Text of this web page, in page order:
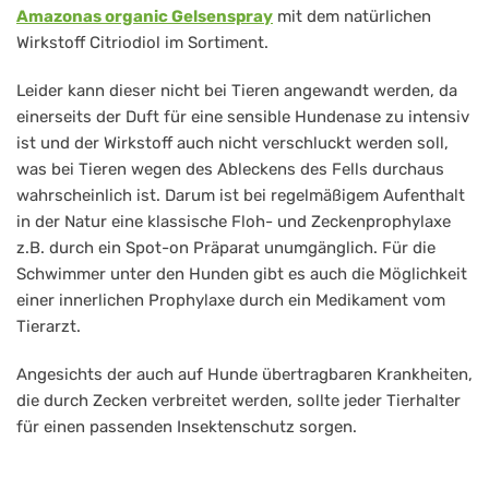
Amazonas organic Gelsenspray mit dem natürlichen
Wirkstoff Citriodiol im Sortiment.
Leider kann dieser nicht bei Tieren angewandt werden, da
einerseits der Duft für eine sensible Hundenase zu intensiv
ist und der Wirkstoff auch nicht verschluckt werden soll,
was bei Tieren wegen des Ableckens des Fells durchaus
wahrscheinlich ist. Darum ist bei regelmäßigem Aufenthalt
in der Natur eine klassische Floh- und Zeckenprophylaxe
z.B. durch ein Spot-on Präparat unumgänglich. Für die
Schwimmer unter den Hunden gibt es auch die Möglichkeit
einer innerlichen Prophylaxe durch ein Medikament vom
Tierarzt.
Angesichts der auch auf Hunde übertragbaren Krankheiten,
die durch Zecken verbreitet werden, sollte jeder Tierhalter
für einen passenden Insektenschutz sorgen.